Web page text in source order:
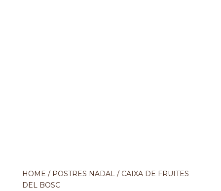
HOME / POSTRES NADAL/ CAIXA DE FRUITES
DEL BOSC